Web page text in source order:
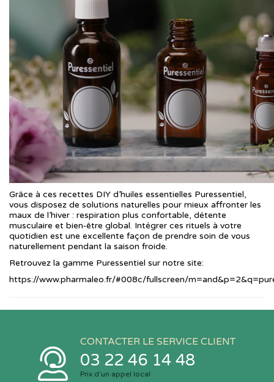
Grâce à ces recettes DIY d’huiles essentielles Puressentiel,
vous disposez de solutions naturelles pour mieux affronter les
maux de l’hiver : respiration plus confortable, détente
musculaire et bien‑être global. Intégrer ces rituels à votre
quotidien est une excellente façon de prendre soin de vous
naturellement pendant la saison froide.
Retrouvez la gamme Puressentiel sur notre site:
https://www.pharmaleo.fr/#008c/fullscreen/
CONTACTER LE SERVICE CLIENT
03 22 46 14 48
Prix d’un appel local